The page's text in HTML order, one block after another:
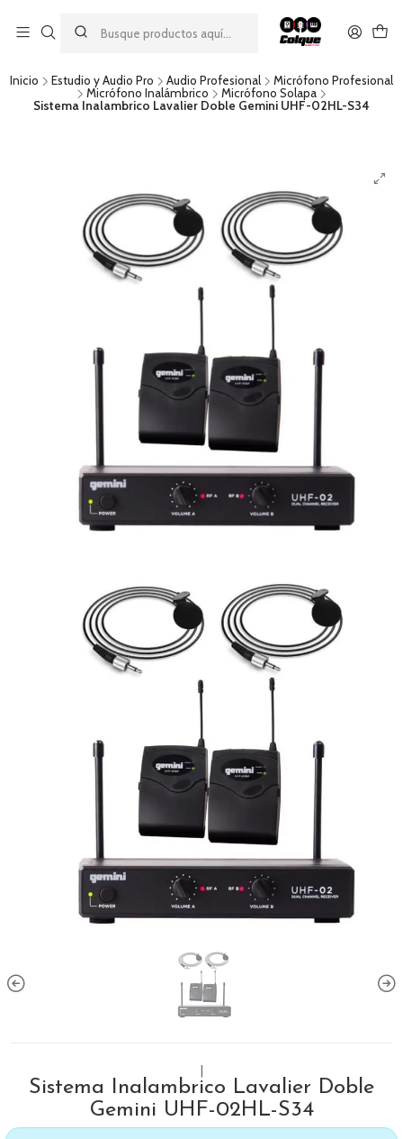
descuento por pago con transferencia bancaria
por una compra mínima de $49.990. Este descuento no es
acumulable a otras promociones ni aplicable a gastos de envío.
Inicio Estudio y Audio Pro Audio Profesional
Micrófono Profesional
Micrófono Inalámbrico
Micrófono Solapa
Sistema Inalambrico Lavalier Doble Gemini UHF-02HL-S34
Sistema Inalambrico Lavalier Doble
Gemini UHF-02HL-S34